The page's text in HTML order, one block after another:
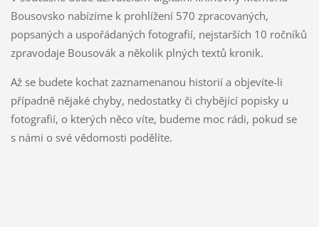
Bousovsko nabízíme k prohlížení 570 zpracovaných,
popsaných a uspořádaných fotografií, nejstarších 10 ročníků
zpravodaje Bousovák a několik plných textů kronik.
Až se budete kochat zaznamenanou historií a objevíte-li
případně nějaké chyby, nedostatky či chybějící popisky u
fotografií, o kterých něco víte, budeme moc rádi, pokud se
s námi o své vědomosti podělíte.